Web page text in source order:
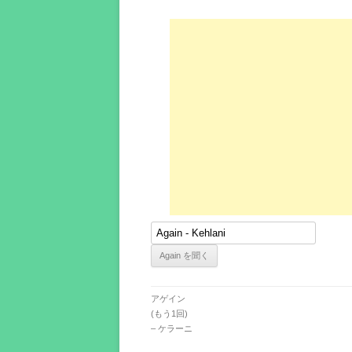
アゲイン
(もう1回)
– ケラーニ